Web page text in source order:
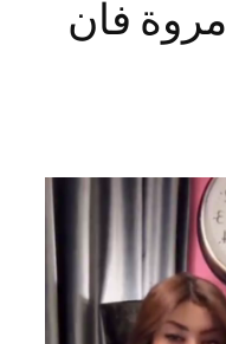
مروة فان